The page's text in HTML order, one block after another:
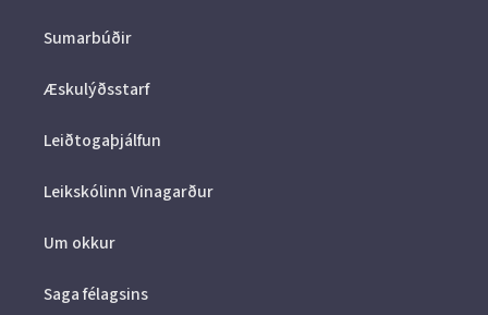
Sumarbúðir
Æskulýðsstarf
Leiðtogaþjálfun
Leikskólinn Vinagarður
Um okkur
Saga félagsins